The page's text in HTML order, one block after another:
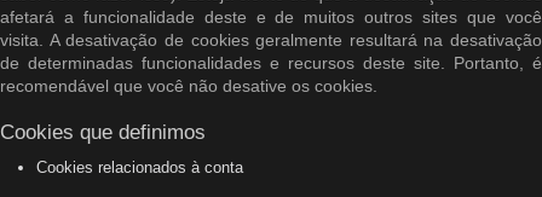
afetará a funcionalidade deste e de muitos outros sites que você
visita. A desativação de cookies geralmente resultará na desativação
de determinadas funcionalidades e recursos deste site. Portanto, é
recomendável que você não desative os cookies.
Cookies que definimos
Cookies relacionados à conta